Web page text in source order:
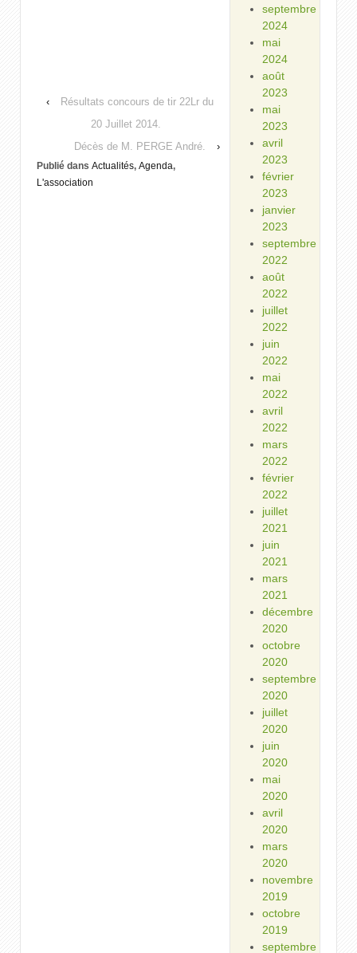
‹
Résultats concours de tir 22Lr du
20 Juillet 2014.
Décès de M. PERGE André.
›
Publié dans Actualités, Agenda,
L'association
septembre
2024
mai
2024
août
2023
mai
2023
avril
2023
février
2023
janvier
2023
septembre
2022
août
2022
juillet
2022
juin
2022
mai
2022
avril
2022
mars
2022
février
2022
juillet
2021
juin
2021
mars
2021
décembre
2020
octobre
2020
septembre
2020
juillet
2020
juin
2020
mai
2020
avril
2020
mars
2020
novembre
2019
octobre
2019
septembre